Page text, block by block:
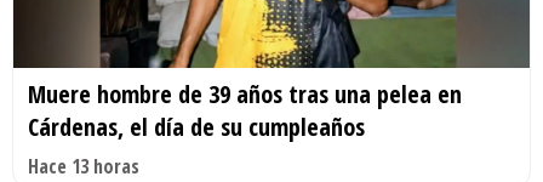
Muere hombre de 39 años tras una pelea en
Cárdenas, el día de su cumpleaños
Hace 13 horas